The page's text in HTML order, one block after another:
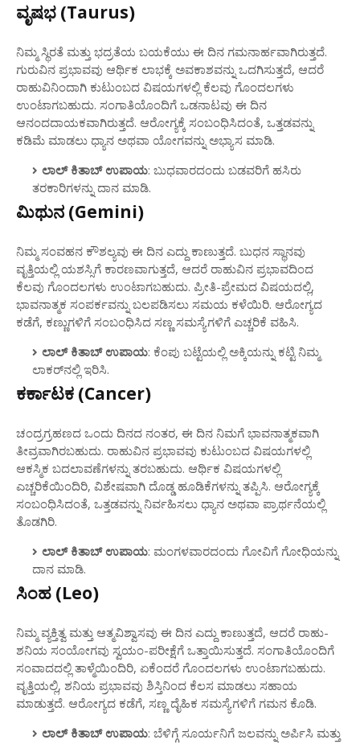
ವೃಷಭ (Taurus)
ನಿಮ್ಮ ಸ್ಥಿರತೆ ಮತ್ತು ಭದ್ರತೆಯ ಬಯಕೆಯು ಈ ದಿನ ಗಮನಾರ್ಹವಾಗಿರುತ್ತದೆ.
ಗುರುವಿನ ಪ್ರಭಾವವು ಆರ್ಥಿಕ ಲಾಭಕ್ಕೆ ಅವಕಾಶವನ್ನು ಒದಗಿಸುತ್ತದೆ, ಆದರೆ
ರಾಹುವಿನಿಂದಾಗಿ ಕುಟುಂಬದ ವಿಷಯಗಳಲ್ಲಿ ಕೆಲವು ಗೊಂದಲಗಳು
ಉಂಟಾಗಬಹುದು. ಸಂಗಾತಿಯೊಂದಿಗೆ ಒಡನಾಟವು ಈ ದಿನ
ಆನಂದದಾಯಕವಾಗಿರುತ್ತದೆ. ಆರೋಗ್ಯಕ್ಕೆ ಸಂಬಂಧಿಸಿದಂತೆ, ಒತ್ತಡವನ್ನು
ಕಡಿಮೆ ಮಾಡಲು ಧ್ಯಾನ ಅಥವಾ ಯೋಗವನ್ನು ಅಭ್ಯಾಸ ಮಾಡಿ.
ಲಾಲ್ ಕಿತಾಬ್ ಉಪಾಯ: ಬುಧವಾರದಂದು ಬಡವರಿಗೆ ಹಸಿರು
ತರಕಾರಿಗಳನ್ನು ದಾನ ಮಾಡಿ.
ಮಿಥುನ (Gemini)
ನಿಮ್ಮ ಸಂವಹನ ಕೌಶಲ್ಯವು ಈ ದಿನ ಎದ್ದು ಕಾಣುತ್ತದೆ. ಬುಧನ ಸ್ಥಾನವು
ವೃತ್ತಿಯಲ್ಲಿ ಯಶಸ್ಸಿಗೆ ಕಾರಣವಾಗುತ್ತದೆ, ಆದರೆ ರಾಹುವಿನ ಪ್ರಭಾವದಿಂದ
ಕೆಲವು ಗೊಂದಲಗಳು ಉಂಟಾಗಬಹುದು. ಪ್ರೀತಿ-ಪ್ರೇಮದ ವಿಷಯದಲ್ಲಿ,
ಭಾವನಾತ್ಮಕ ಸಂಪರ್ಕವನ್ನು ಬಲಪಡಿಸಲು ಸಮಯ ಕಳೆಯಿರಿ. ಆರೋಗ್ಯದ
ಕಡೆಗೆ, ಕಣ್ಣುಗಳಿಗೆ ಸಂಬಂಧಿಸಿದ ಸಣ್ಣ ಸಮಸ್ಯೆಗಳಿಗೆ ಎಚ್ಚರಿಕೆ ವಹಿಸಿ.
ಲಾಲ್ ಕಿತಾಬ್ ಉಪಾಯ: ಕೆಂಪು ಬಟ್ಟೆಯಲ್ಲಿ ಅಕ್ಕಿಯನ್ನು ಕಟ್ಟಿ ನಿಮ್ಮ
ಲಾಕರ್‌ನಲ್ಲಿ ಇರಿಸಿ.
ಕರ್ಕಾಟಕ (Cancer)
ಚಂದ್ರಗ್ರಹಣದ ಒಂದು ದಿನದ ನಂತರ, ಈ ದಿನ ನಿಮಗೆ ಭಾವನಾತ್ಮಕವಾಗಿ
ತೀವ್ರವಾಗಿರಬಹುದು. ರಾಹುವಿನ ಪ್ರಭಾವವು ಕುಟುಂಬದ ವಿಷಯಗಳಲ್ಲಿ
ಆಕಸ್ಮಿಕ ಬದಲಾವಣೆಗಳನ್ನು ತರಬಹುದು. ಆರ್ಥಿಕ ವಿಷಯಗಳಲ್ಲಿ
ಎಚ್ಚರಿಕೆಯಿಂದಿರಿ, ವಿಶೇಷವಾಗಿ ದೊಡ್ಡ ಹೂಡಿಕೆಗಳನ್ನು ತಪ್ಪಿಸಿ. ಆರೋಗ್ಯಕ್ಕೆ
ಸಂಬಂಧಿಸಿದಂತೆ, ಒತ್ತಡವನ್ನು ನಿರ್ವಹಿಸಲು ಧ್ಯಾನ ಅಥವಾ ಪ್ರಾರ್ಥನೆಯಲ್ಲಿ
ತೊಡಗಿರಿ.
ಲಾಲ್ ಕಿತಾಬ್ ಉಪಾಯ: ಮಂಗಳವಾರದಂದು ಗೋವಿಗೆ ಗೋಧಿಯನ್ನು
ದಾನ ಮಾಡಿ.
ಸಿಂಹ (Leo)
ನಿಮ್ಮ ವ್ಯಕ್ತಿತ್ವ ಮತ್ತು ಆತ್ಮವಿಶ್ವಾಸವು ಈ ದಿನ ಎದ್ದು ಕಾಣುತ್ತದೆ, ಆದರೆ ರಾಹು-
ಶನಿಯ ಸಂಯೋಗವು ಸ್ವಯಂ-ಪರೀಕ್ಷೆಗೆ ಒತ್ತಾಯಿಸುತ್ತದೆ. ಸಂಗಾತಿಯೊಂದಿಗೆ
ಸಂವಾದದಲ್ಲಿ ತಾಳ್ಮೆಯಿಂದಿರಿ, ಏಕೆಂದರೆ ಗೊಂದಲಗಳು ಉಂಟಾಗಬಹುದು.
ವೃತ್ತಿಯಲ್ಲಿ, ಶನಿಯ ಪ್ರಭಾವವು ಶಿಸ್ತಿನಿಂದ ಕೆಲಸ ಮಾಡಲು ಸಹಾಯ
ಮಾಡುತ್ತದೆ. ಆರೋಗ್ಯದ ಕಡೆಗೆ, ಸಣ್ಣ ದೈಹಿಕ ಸಮಸ್ಯೆಗಳಿಗೆ ಗಮನ ಕೊಡಿ.
ಲಾಲ್ ಕಿತಾಬ್ ಉಪಾಯ: ಬೆಳಿಗ್ಗೆ ಸೂರ್ಯನಿಗೆ ಜಲವನ್ನು ಅರ್ಪಿಸಿ ಮತ್ತು